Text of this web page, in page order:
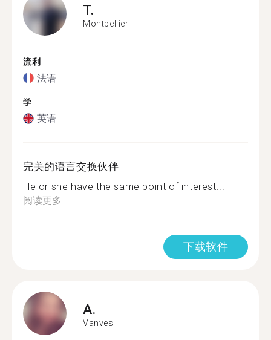
T.
Montpellier
流利
法语
学
英语
完美的语言交换伙伴
He or she have the same point of interest...
阅读更多
下载软件
A.
Vanves